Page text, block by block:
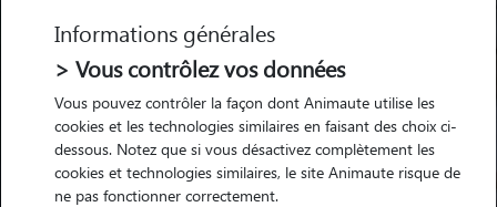
Garde
chez le Pet Sitter
Garde
chez le Pet Sitter Visites
Visites
Informations générales
> Vous contrôlez vos données
Vous pouvez contrôler la façon dont Animaute utilise les
cookies et les technologies similaires en faisant des choix ci-
dessous. Notez que si vous désactivez complètement les
cookies et technologies similaires, le site Animaute risque de
ne pas fonctionner correctement.